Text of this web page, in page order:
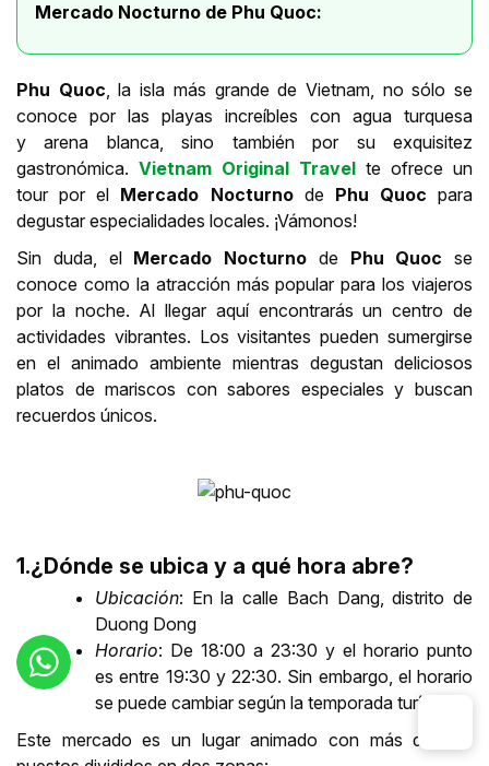
Mercado Nocturno de Phu Quoc:
Phu Quoc, la isla más grande de Vietnam, no sólo se
conoce por las playas increíbles con agua turquesa
y arena blanca, sino también por su exquisitez
gastronómica. Vietnam Original Travel te ofrece un
tour por el Mercado Nocturnode Phu Quoc para
degustar especialidades locales. ¡Vámonos!
Sin duda, el Mercado Nocturno de Phu Quoc se
conoce como la atracción más popular para los viajeros
por la noche. Al llegar aquí encontrarás un centro de
actividades vibrantes. Los visitantes pueden sumergirse
en el animado ambiente mientras degustan deliciosos
platos de mariscos con sabores especiales y buscan
recuerdos únicos.
1.¿Dónde se ubica y a qué hora abre?
Ubicación: En la calle Bach Dang, distrito de
Duong Dong
Horario: De 18:00 a 23:30 y el horario punto
es entre 19:30 y 22:30. Sin embargo, el horario
se puede cambiar según la temporada turística.
Este mercado es un lugar animado con más de 100